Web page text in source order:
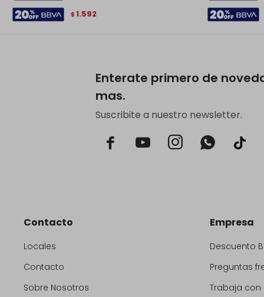
$ 1.592
Enterate primero de
mas.
Suscribite a nuestro newsletter.
  
Contacto
Locales
Contacto
Sobre Nosotros
Empresa
Descuento
Preguntas
Trabaja